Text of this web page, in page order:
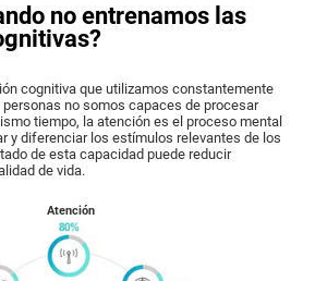
no entrenamos las
cognitiva que utilizamos constantemente
personas no somos capaces de procesar
tiempo, la atención es el proceso mental
y diferenciar los estímulos relevantes de los
de esta capacidad puede reducir
de vida.
Atención